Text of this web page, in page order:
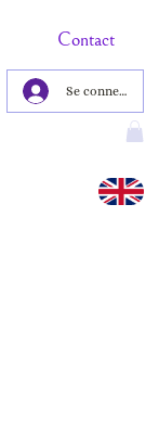
Contact
Se connecter